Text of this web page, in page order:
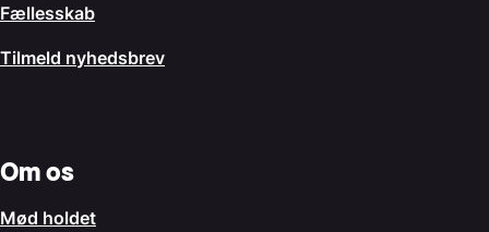
Fællesskab
Tilmeld nyhedsbrev
Om os
Mød holdet